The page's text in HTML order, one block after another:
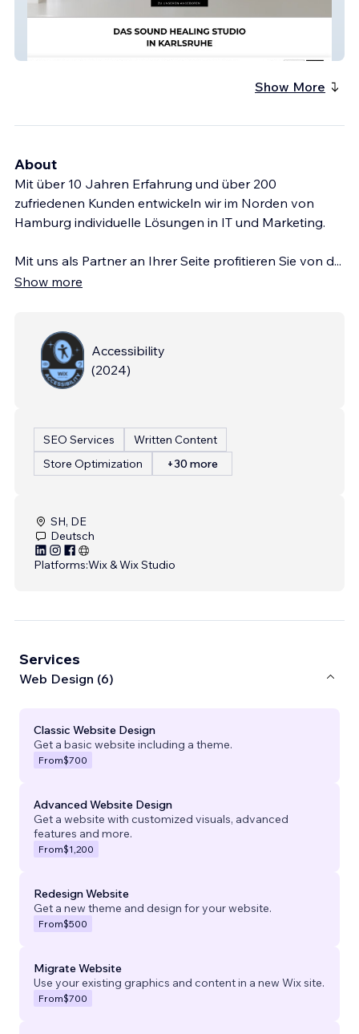
Show More
About
Mit über 10 Jahren Erfahrung und über 200
zufriedenen Kunden entwickeln wir im Norden von
Hamburg individuelle Lösungen in IT und Marketing.
Mit uns als Partner an Ihrer Seite profitieren Sie von d...
Show more
Accessibility
(2024)
SEO Services
Written Content
Store Optimization
+30 more
SH, DE
Deutsch
Platforms:Wix & Wix Studio
Services
Web Design (6)
Classic Website Design
Get a basic website including a theme.
From$700
Advanced Website Design
Get a website with customized visuals, advanced
features and more.
From$1,200
Redesign Website
Get a new theme and design for your website.
From$500
Migrate Website
Use your existing graphics and content in a new Wix site.
From$700